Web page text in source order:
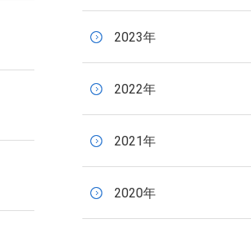
2023年
2022年
2021年
2020年